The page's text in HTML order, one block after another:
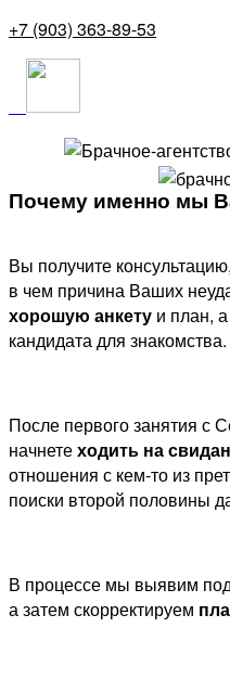
+7 (903) 363-89-53
Почему именно мы
Вы получите
в чем причина Ваших
хорошую анкету и план,
кандидата для знакомства.
После первого занятия с
начнетеходить на
отношения с кем-то из
поиски второй половины
В процессе мы выявим
а затем скорректируем